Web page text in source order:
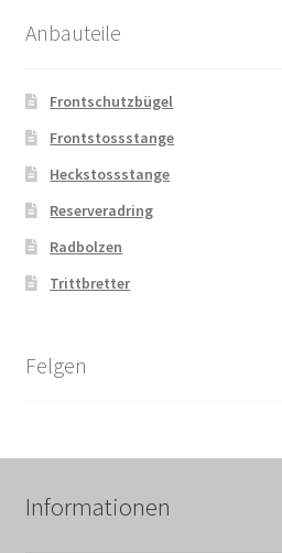
Anbauteile
Frontschutzbügel
Frontstossstange
Heckstossstange
Reserveradring
Radbolzen
Trittbretter
Felgen
Informationen